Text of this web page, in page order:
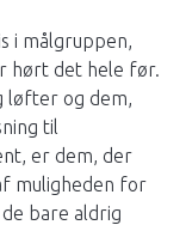
i målgruppen,
hørt det hele før.
løfter og dem,
til
er dem, der
muligheden for
bare aldrig